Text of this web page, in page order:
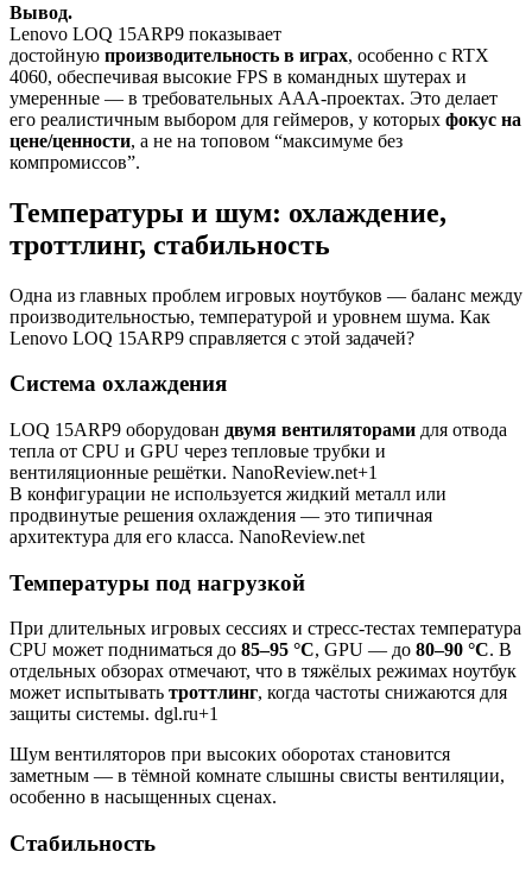
Вывод.
Lenovo LOQ 15ARP9 показывает
достойную производительность в играх, особенно с RTX
4060, обеспечивая высокие FPS в командных шутерах и
умеренные — в требовательных AAA-проектах. Это делает
его реалистичным выбором для геймеров, у которых фокус на
цене/ценности, а не на топовом “максимуме без
компромиссов”.
Температуры и шум: охлаждение,
троттлинг, стабильность
Одна из главных проблем игровых ноутбуков — баланс между
производительностью, температурой и уровнем шума. Как
Lenovo LOQ 15ARP9 справляется с этой задачей?
Система охлаждения
LOQ 15ARP9 оборудован двумя вентиляторами для отвода
тепла от CPU и GPU через тепловые трубки и
вентиляционные решётки. NanoReview.net+1
В конфигурации не используется жидкий металл или
продвинутые решения охлаждения — это типичная
архитектура для его класса. NanoReview.net
Температуры под нагрузкой
При длительных игровых сессиях и стресс-тестах температура
CPU может подниматься до 85–95 °C, GPU — до 80–90 °C. В
отдельных обзорах отмечают, что в тяжёлых режимах ноутбук
может испытывать троттлинг, когда частоты снижаются для
защиты системы. dgl.ru+1
Шум вентиляторов при высоких оборотах становится
заметным — в тёмной комнате слышны свисты вентиляции,
особенно в насыщенных сценах.
Стабильность